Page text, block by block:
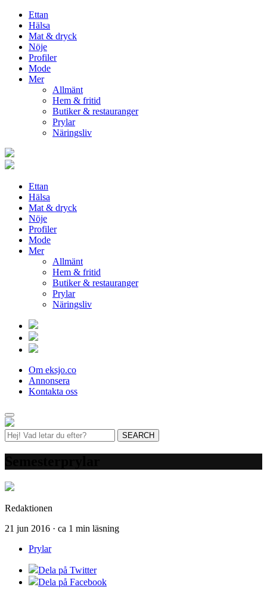
Ettan
Hälsa
Mat & dryck
Nöje
Profiler
Mode
Mer
Allmänt
Hem & fritid
Butiker & restauranger
Prylar
Näringsliv
Ettan
Hälsa
Mat & dryck
Nöje
Profiler
Mode
Mer
Allmänt
Hem & fritid
Butiker & restauranger
Prylar
Näringsliv
Om eksjo.co
Annonsera
Kontakta oss
Redaktionen
21 jun 2016 · ca 1 min läsning
Prylar
Dela på Twitter
Dela på Facebook